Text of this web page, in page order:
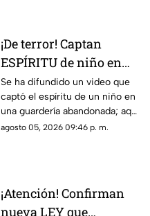
¡De terror! Captan
ESPÍRITU de niño en
guardería; así luce
(+VIDEO)
Se ha difundido un video que
captó el espíritu de un niño en
una guardería abandonada; aquí
te compartimos los detalles de
agosto 05, 2026 09:46 p. m.
¡Atención! Confirman
nueva LEY que